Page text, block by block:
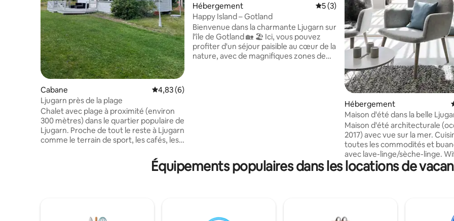
Cabane Évaluation moyenne sur la base de 6 commentaires : 4,83 sur 5
4,83 (6)
Ljugarn près de la plage
Chalet avec plage à proximité (environ
300 mètres) dans le quartier populaire de
Ljugarn. Proche de tout le reste à Ljugarn
comme le terrain de sport, les cafés, les
une route calme avec peu de circulation,
grand jardin et bonne terrasse et un
Cuisine et salon ouvert. Salle de bain
Hébergement Évaluation moyenne sur la base de 3
5 (3)
Happy Island – Gotland
Bienvenue dans la charmante Ljugarn sur
l'île de Gotland 🏡 🏖️ Ici, vous pouvez
profiter d'un séjour paisible au cœur de la
nature, avec de magnifiques zones de
où il y a également plusieurs espaces
barbecue. Ici, vous bénéficiez d'une
Hébergement
Maison d'été dans la belle
Maison d'été architecturale
2017) avec vue sur la mer. Cuisine avec
toutes les commodités et
avec lave-linge/sèche-linge.
Cuisine extérieure avec
de télévision avec une grande
double et lits superposés pour
Équipements populaires dans les locations de